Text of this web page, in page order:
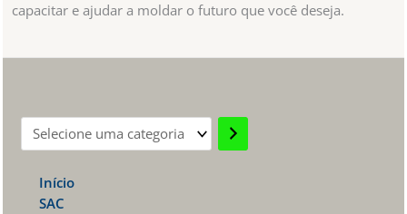
capacitar e ajudar a moldar o futuro que você deseja.
Selecione
categoria
Início
SAC